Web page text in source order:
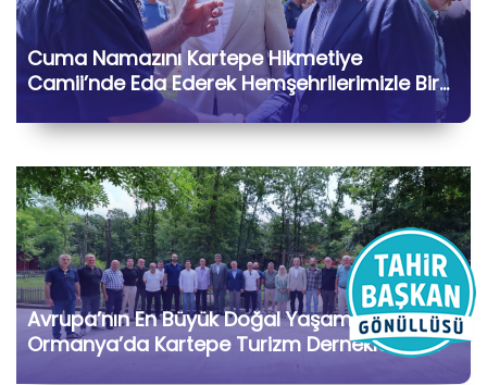
Cuma Namazını Kartepe Hikmetiye
Camii’nde Eda Ederek Hemşehrilerimizle Bir
Araya Geldik
Avrupa’nın En Büyük Doğal Yaşam Parkı
Ormanya’da Kartepe Turizm Dernekleri ve
Bölge İşletmecileriyle Bir Araya Geldik